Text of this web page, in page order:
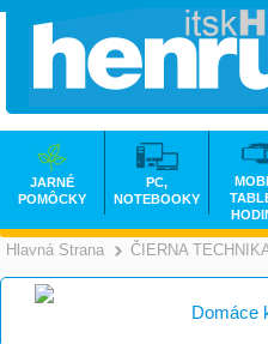
Hlavná Strana ČIERNA
Domáce
JARNÉ
POMÔCKY
PC,
NOTEBOOKY